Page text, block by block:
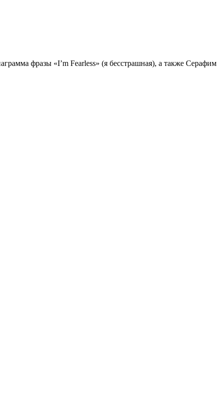
фразы «I’m Fearless» (я бесстрашная), а также Серафим